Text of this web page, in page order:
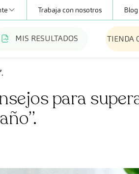
Trabaja con nosotros Blog
Imhotep
MIS RESULTADOS TIENDA
para